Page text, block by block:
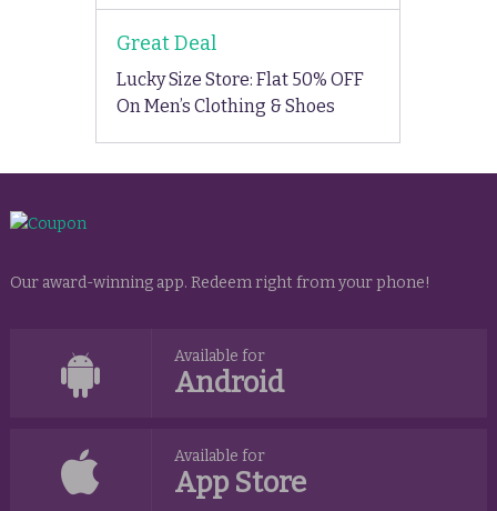
Great Deal
Lucky Size Store: Flat 50% OFF
On Men’s Clothing & Shoes
Our award-winning app. Redeem right from your phone!
Available for
Android
Available for
App Store